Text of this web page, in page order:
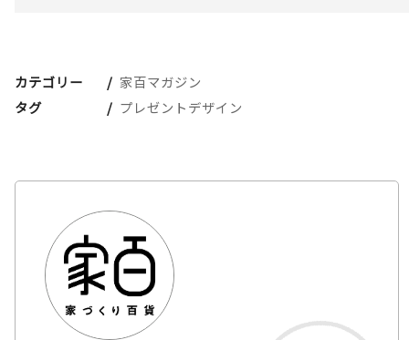
カテゴリー
家百マガジン
タグ
プレゼントデザイン